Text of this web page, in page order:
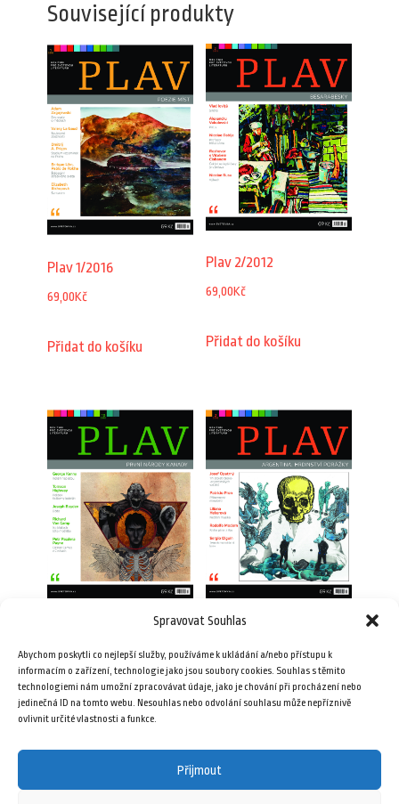
Spravovat Souhlas
Abychom poskytli co nejlepší služby, používáme k ukládání a/nebo přístupu k
informacím o zařízení, technologie jako jsou soubory cookies. Souhlas s těmito
technologiemi nám umožní zpracovávat údaje, jako je chování při procházení nebo
jedinečná ID na tomto webu. Nesouhlas nebo odvolání souhlasu může nepříznivě
ovlivnit určité vlastnosti a funkce.
Přijmout
Související produkty
Plav 1/2016
69,00Kč
Přidat do košíku
Plav 2/2012
69,00Kč
Přidat do košíku
69,00Kč
Přidat do košíku
69,00Kč
Přidat do košíku